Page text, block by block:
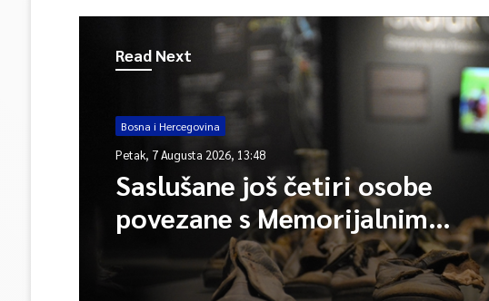
Read Next
Bosna i Hercegovina
Petak, 7 Augusta 2026, 13:48
Saslušane još četiri osobe
povezane s Memorijalnim
centrom Srebrenica, na spisku
ukupno 26